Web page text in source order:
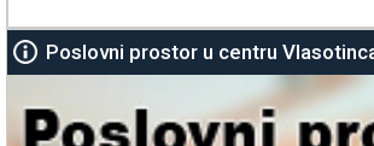
Poslovni prostor u centru